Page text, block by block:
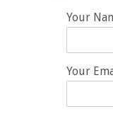
Your
Your